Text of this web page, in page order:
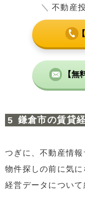
＼ 不動産
【無
鎌倉市の賃貸
つぎに、不動産情報
物件探しの前に気
経営データについて